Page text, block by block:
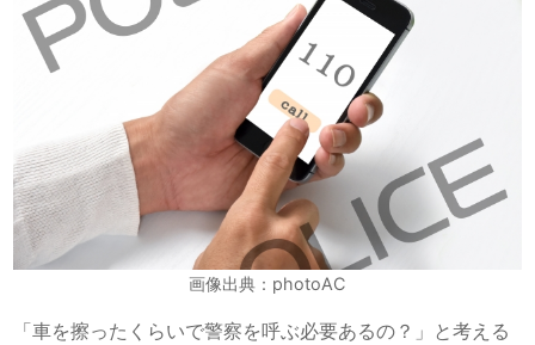
画像出典：photoAC
「車を擦ったくらいで警察を呼ぶ必要あるの？」と考える